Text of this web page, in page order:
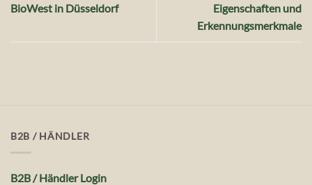
BioWest in Düsseldorf
Eigenschaften und
Erkennungsmerkmale
B2B / HÄNDLER
B2B / Händler Login